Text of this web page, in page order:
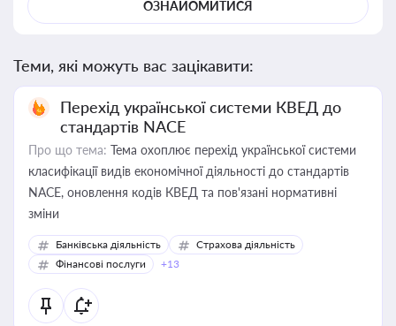
ОЗНАЙОМИТИСЯ
Теми, які можуть вас зацікавити:
Перехід української системи КВЕД до
стандартів NACE
Про що тема: Тема охоплює перехід української системи
класифікації видів економічної діяльності до стандартів
NACE, оновлення кодів КВЕД та пов'язані нормативні
зміни
Банківська діяльність
Страхова діяльність
Фінансові послуги
+13